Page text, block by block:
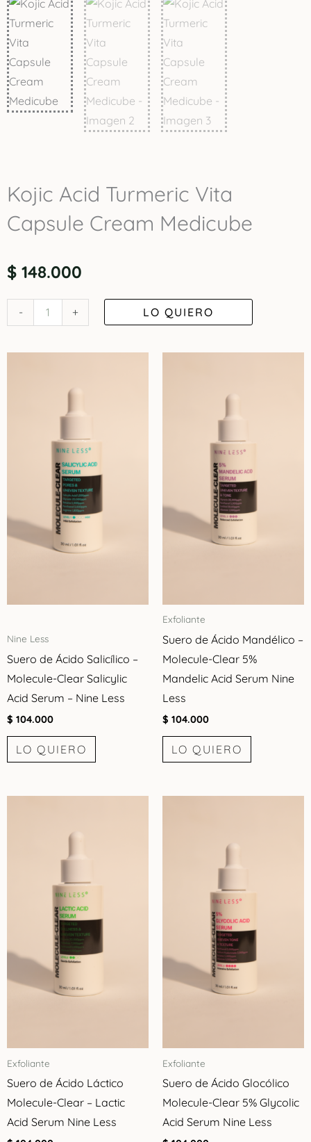
Kojic Acid Turmeric Vita
Capsule Cream Medicube
$ 148.000
-
Acid
+ LO QUIERO
Nine Less
Suero de Ácido Salicílico –
Molecule-Clear Salicylic
Acid Serum – Nine Less
$ 104.000
LO QUIERO
Exfoliante
Suero de Ácido Mandélico –
Molecule-Clear 5%
Mandelic Acid Serum Nine
Less
$ 104.000
LO QUIERO
Exfoliante
Suero de Ácido Láctico
Molecule-Clear – Lactic
Acid Serum Nine Less
Exfoliante
Suero de Ácido Glocólico
Molecule-Clear 5% Glycolic
Acid Serum Nine Less